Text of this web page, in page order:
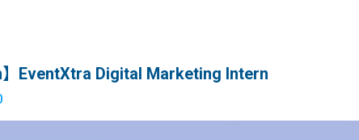
】EventXtra Digital Marketing Intern